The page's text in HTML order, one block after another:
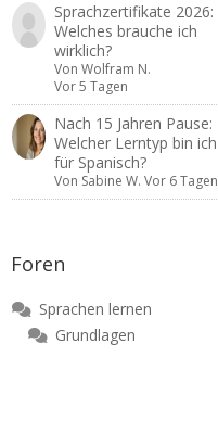
Sprachzertifikate 2026:
Welches brauche ich
wirklich?
Von Wolfram N.
Vor 5 Tagen
Nach 15 Jahren Pause:
Welcher Lerntyp bin ich
für Spanisch?
Von Sabine W. Vor 6 Tagen
Foren
Sprachen lernen
Grundlagen